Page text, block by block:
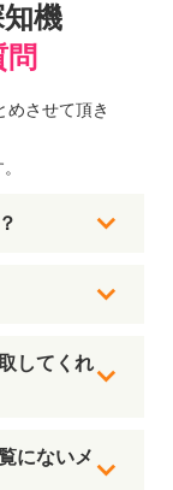
機
めさせて頂き
してくれ
にないメ